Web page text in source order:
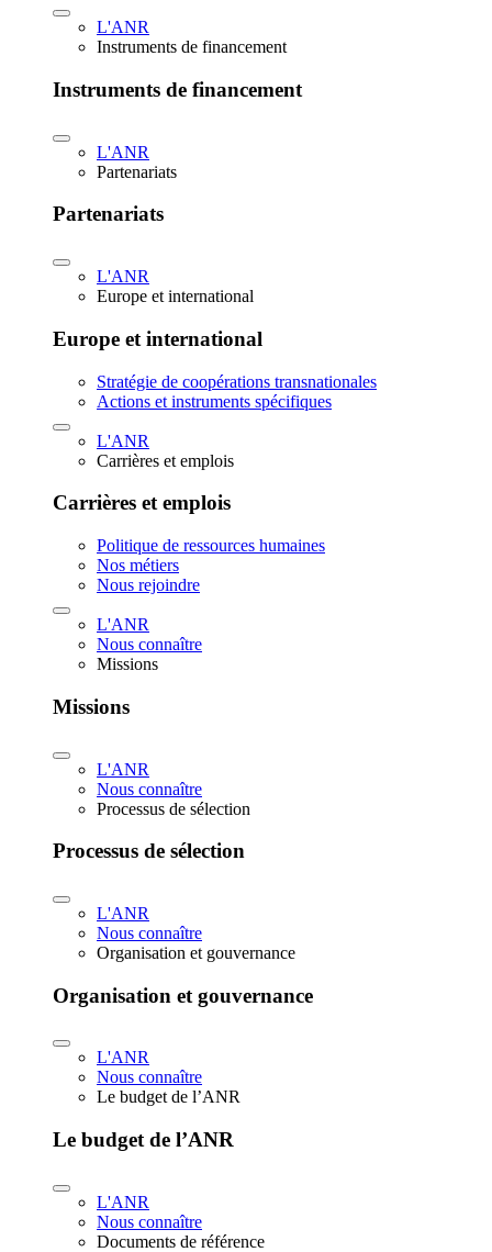
L'ANR
Instruments de financement
Instruments de financement
L'ANR
Partenariats
Partenariats
L'ANR
Europe et international
Europe et international
Stratégie de coopérations transnationales
Actions et instruments spécifiques
L'ANR
Carrières et emplois
Carrières et emplois
Politique de ressources humaines
Nos métiers
Nous rejoindre
L'ANR
Nous connaître
Missions
Missions
L'ANR
Nous connaître
Processus de sélection
Processus de sélection
L'ANR
Nous connaître
Organisation et gouvernance
Organisation et gouvernance
L'ANR
Nous connaître
Le budget de l’ANR
Le budget de l’ANR
L'ANR
Nous connaître
Documents de référence